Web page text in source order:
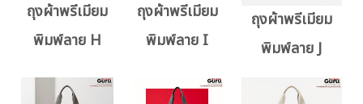
ถุงผ้าพรีเมียม
พิมพ์ลาย H
ถุงผ้าพรีเมียม
พิมพ์ลาย I
ถุงผ้าพรีเมียม
พิมพ์ลาย J